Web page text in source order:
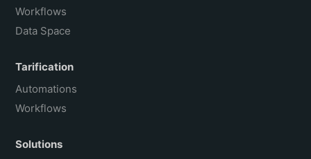
Workflows
Data Space
Tarification
Automations
Workflows
Solutions